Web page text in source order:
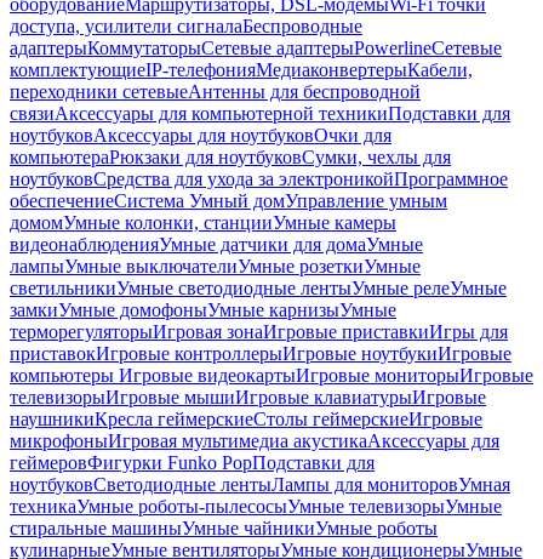
оборудованиеМаршрутизаторы, DSL-модемыWi-Fi точки
доступа, усилители сигналаБеспроводные
адаптерыКоммутаторыСетевые адаптерыPowerlineСетевые
комплектующиеIP-телефонияМедиаконвертерыКабели,
переходники сетевыеАнтенны для беспроводной
связиАксессуары для компьютерной техникиПодставки для
ноутбуковАксессуары для ноутбуковОчки для
компьютераРюкзаки для ноутбуковСумки, чехлы для
ноутбуковСредства для ухода за электроникойПрограммное
обеспечениеСистема Умный домУправление умным
домомУмные колонки, станцииУмные камеры
видеонаблюденияУмные датчики для домаУмные
лампыУмные выключателиУмные розеткиУмные
светильникиУмные светодиодные лентыУмные релеУмные
замкиУмные домофоныУмные карнизыУмные
терморегуляторыИгровая зонаИгровые приставкиИгры для
приставокИгровые контроллерыИгровые ноутбукиИгровые
компьютеры Игровые видеокартыИгровые мониторыИгровые
телевизорыИгровые мышиИгровые клавиатурыИгровые
наушникиКресла геймерскиеСтолы геймерскиеИгровые
микрофоныИгровая мультимедиа акустикаАксессуары для
геймеровФигурки Funko PopПодставки для
ноутбуковСветодиодные лентыЛампы для мониторовУмная
техникаУмные роботы-пылесосыУмные телевизорыУмные
стиральные машиныУмные чайникиУмные роботы
кулинарныеУмные вентиляторыУмные кондиционерыУмные